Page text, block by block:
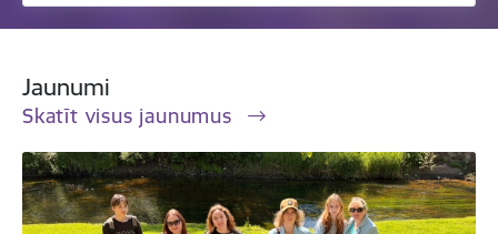
Jaunumi
Skatīt visus jaunumus